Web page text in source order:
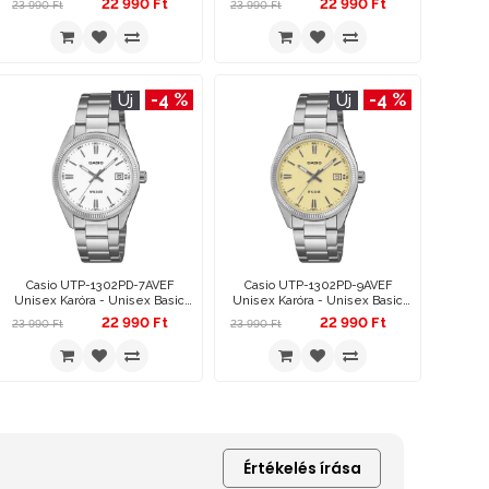
23 990 Ft 22 990 Ft 23 990 Ft 22 990 Ft
Új -4 %
Casio UTP-1302PD-7AVEF
Unisex Karóra - Unisex Basic
35mm
23 990 Ft 22 990 Ft
Új -4 %
Casio UTP-1302PD-9AVEF
Unisex Karóra - Unisex Basic
35mm
23 990 Ft 22 990 Ft